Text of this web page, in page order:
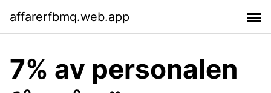
affarerfbmq.web.app
7% av personalen